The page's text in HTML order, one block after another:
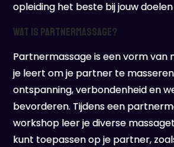
opleiding het beste bij jouw
Wat is Partnermassage?
Partnermassage is een vorm van
je leert om je partner te
ontspanning, verbondenheid en
bevorderen. Tijdens een
workshop leer je diverse
kunt toepassen op je partner,